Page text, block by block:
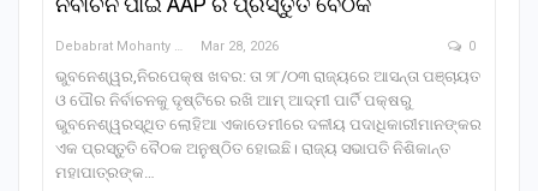
Debabrat Mohanty Mar 28, 2026 0
ଭୁବନେଶ୍ୱର,ନିରପେକ୍ଷ ଖବର: ତା ୨୮/୦୩ ରାଜ୍ୟରେ ଆସନ୍ତା ପଞ୍ଚାୟତ
ଓ ପୌର ନିର୍ବାଚନକୁ ଦୃଷ୍ଟିରେ ରଖି ଆମ୍ ଆଦ୍‌ମୀ ପାର୍ଟି ପକ୍ଷରୁ
ଭୁବନେଶ୍ୱରସ୍ଥିତ ଲୋହିଆ ଏକାଡେମୀରେ ଦଳୀୟ ପଦାଧିକାରୀମାନଙ୍କର
ଏକ ପ୍ରସ୍ତୁତି ବୈଠକ ଅନୁଷ୍ଠିତ ହୋଇଛି। ରାଜ୍ୟ ସଭାପତି ନିଶିକାନ୍ତ
ମହାପାତ୍ରଙ୍କ…